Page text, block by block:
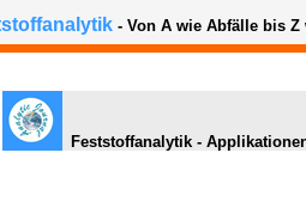
- Von A wie Abfälle bis Z
Feststoffanalytik -